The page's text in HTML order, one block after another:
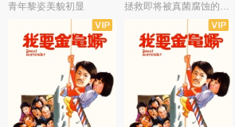
青年黎姿美貌初显 拯救即将被真菌腐蚀的世界